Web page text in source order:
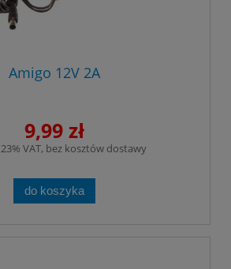
Amigo 12V 2A
9,99 zł
VAT, bez kosztów dostawy
do koszyka